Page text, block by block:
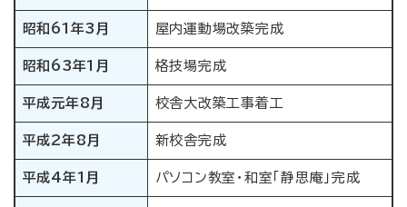
昭和61年3月 屋内運動場改築完成
昭和63年1月 格技場完成
平成元年8月 校舎大改築工事着工
平成2年8月 新校舎完成
平成4年1月 パソコン教室・和室「静思庵」完成